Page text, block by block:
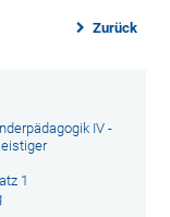
Zurück
IV -
1